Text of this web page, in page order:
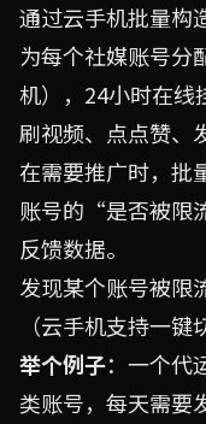
通过云手机批量构
为每个社媒账号
机），24小时在线
刷视频、点点赞、
在需要推广时，批
账号的“是否被限
反馈数据。
发现某个账号被限
（云手机支持一键
举个例子：一个代
类账号，每天需要